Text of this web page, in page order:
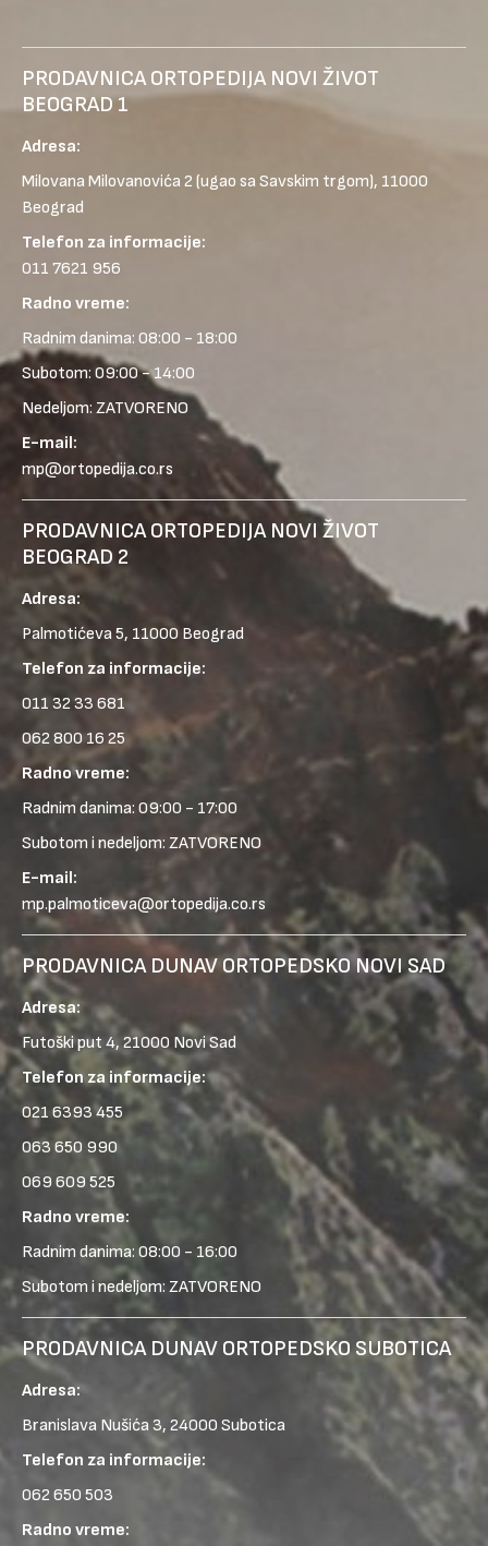
PRODAVNICA ORTOPEDIJA NOVI ŽIVOT
BEOGRAD 1
Adresa:
Milovana Milovanovića 2 (ugao sa Savskim trgom), 11000
Beograd
Telefon za informacije:
011 7621 956
Radno vreme:
Radnim danima: 08:00 - 18:00
Subotom: 09:00 - 14:00
Nedeljom: ZATVORENO
E-mail:
mp@ortopedija.co.rs
PRODAVNICA ORTOPEDIJA NOVI ŽIVOT
BEOGRAD 2
Adresa:
Palmotićeva 5, 11000 Beograd
Telefon za informacije:
011 32 33 681
062 800 16 25
Radno vreme:
Radnim danima: 09:00 - 17:00
Subotom i nedeljom: ZATVORENO
E-mail:
mp.palmoticeva@ortopedija.co.rs
PRODAVNICA DUNAV ORTOPEDSKO NOVI SAD
Adresa:
Futoški put 4, 21000 Novi Sad
Telefon za informacije:
021 6393 455
063 650 990
069 609 525
Radno vreme:
Radnim danima: 08:00 - 16:00
Subotom i nedeljom: ZATVORENO
PRODAVNICA DUNAV ORTOPEDSKO SUBOTICA
Adresa:
Branislava Nušića 3, 24000 Subotica
Telefon za informacije:
062 650 503
Radno vreme: